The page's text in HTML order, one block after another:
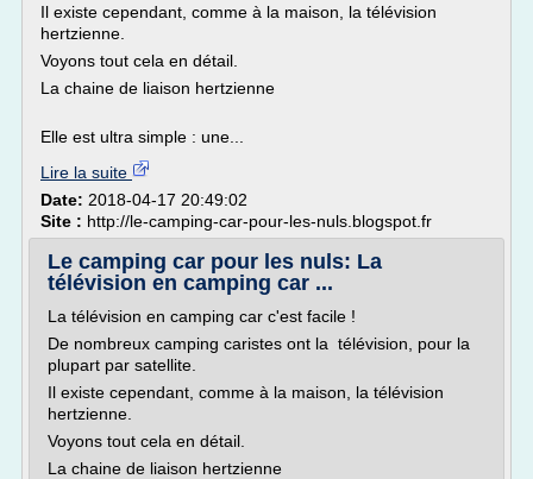
Il existe cependant, comme à la maison, la télévision
hertzienne.
Voyons tout cela en détail.
La chaine de liaison hertzienne
Elle est ultra simple : une...
Lire la suite
Date: 2018-04-17 20:49:02
Site : http://le-camping-car-pour-les-nuls.blogspot.fr
Le camping car pour les nuls: La
télévision en camping car ...
La télévision en camping car c'est facile !
De nombreux camping caristes ont la télévision, pour la
plupart par satellite.
Il existe cependant, comme à la maison, la télévision
hertzienne.
Voyons tout cela en détail.
La chaine de liaison hertzienne